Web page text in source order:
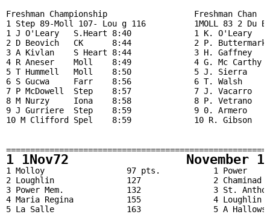
Freshman Championship                  Freshman Chan
1 Step 89-Moll 107- Lou g 116          1MOLL 83 2 Du
1 J O'Leary   S.Heart 8:40             1 K. O'Leary
2 D Beovich   CK      8:44             2 P.
3 A Kivlan    S Heart 8:44             3 H. Gaffney
4 R Aneser    Moll    8:49             4 G. Mc Carthy
5 T Hummell   Moll    8:50             5 J. Sierra
6 S Gucwa     Farr    8:56             6 T. Walsh
7 P McDowell  Step    8:57             7 J. Vacarro
8 M Nurzy     Iona    8:58             8 P. Vetrano
9 J Gurriere  Step    8:59             9 0. Armero
10 M Clifford Spel    8:59             10 R. Gibson
1 1Nov72               November
1 Molloy                 97 pts.           1 Power
2 Loughlin               127               2
3 Power Mem.             132               3 St.
4 Maria Regina           155               4 Loughlin
5 La Salle               163               5 A